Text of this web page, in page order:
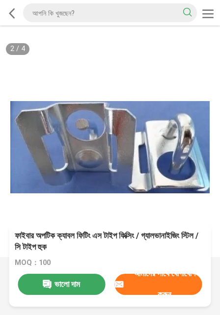
2/ 4
ফাইবার অপটিক ক্যাবল ফিটিং এস টাইপ ফিক্সিং / গ্যালভানাইজিং স্টিল /
সি টাইপ হুক
MOQ：100
ভালো দাম
আমাদের সাথে যোগাযোগ
করুন